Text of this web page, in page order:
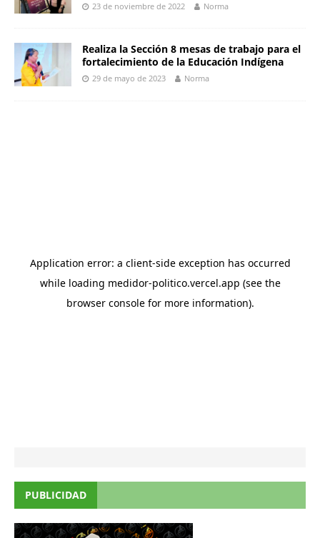
23 de noviembre de 2022 Norma
Realiza la Sección 8 mesas de trabajo para el
fortalecimiento de la Educación Indígena
29 de mayo de 2023 Norma
PUBLICIDAD